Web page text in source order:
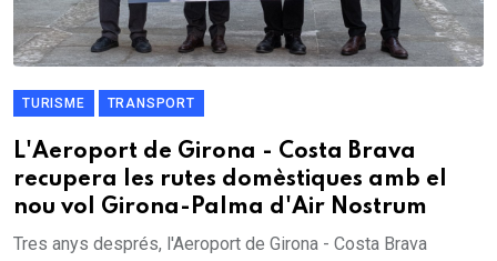
TURISME TRANSPORT
L'Aeroport de Girona - Costa Brava
recupera les rutes domèstiques amb el
nou vol Girona-Palma d'Air Nostrum
Tres anys després, l'Aeroport de Girona - Costa Brava